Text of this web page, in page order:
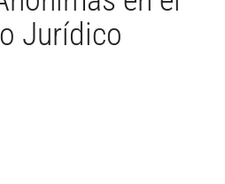
Jurídico